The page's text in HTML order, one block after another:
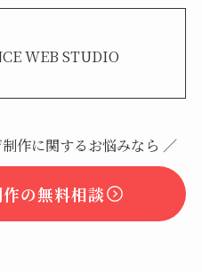
WEB STUDIO
作に関するお悩みなら ／
の無料相談